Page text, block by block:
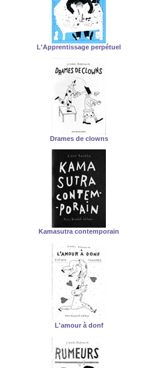
L'Apprentissage perpétuel
Drames de clowns
Kamasutra contemporain
L'amour à donf